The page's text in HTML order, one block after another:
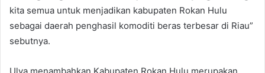
kita semua untuk menjadikan kabupaten Rokan Hulu
sebagai daerah penghasil komoditi beras terbesar di Riau”
sebutnya.